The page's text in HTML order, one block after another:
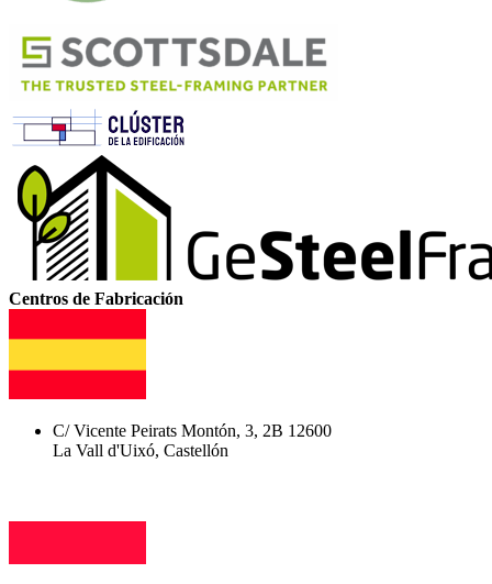
Centros de Fabricación
C/ Vicente Peirats Montón, 3, 2B 12600
La Vall d'Uixó, Castellón